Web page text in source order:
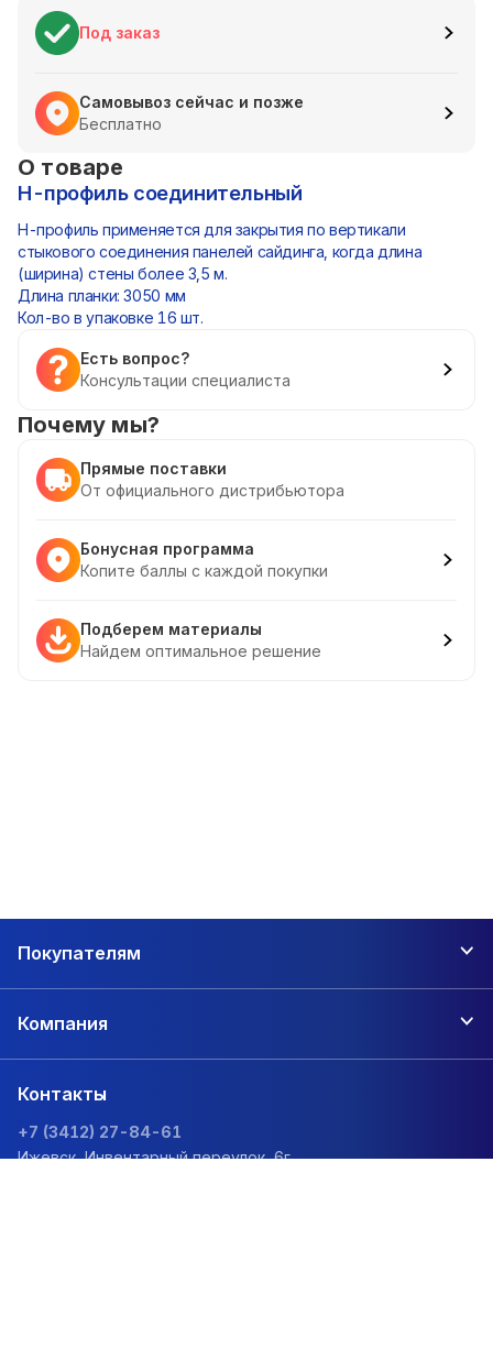
Под заказ
Самовывоз сейчас и позже
Бесплатно
О товаре
Н-профиль соединительный
Н-профиль применяется для закрытия по вертикали
стыкового соединения панелей сайдинга, когда длина
(ширина) стены более 3,5 м.
Длина планки: 3050 мм
Кол-во в упаковке 16 шт.
Есть вопрос?
Консультации специалиста
Почему мы?
Прямые поставки
От официального дистрибьютора
Бонусная программа
Копите баллы с каждой покупки
Подберем материалы
Найдем оптимальное решение
Покупателям
Компания
Контакты
+7 (3412) 27-84-61
Ижевск, Инвентарный переулок, 6г